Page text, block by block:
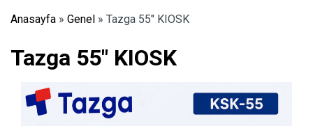
Anasayfa » Genel » Tazga 55″ KIOSK
Tazga 55″ KIOSK